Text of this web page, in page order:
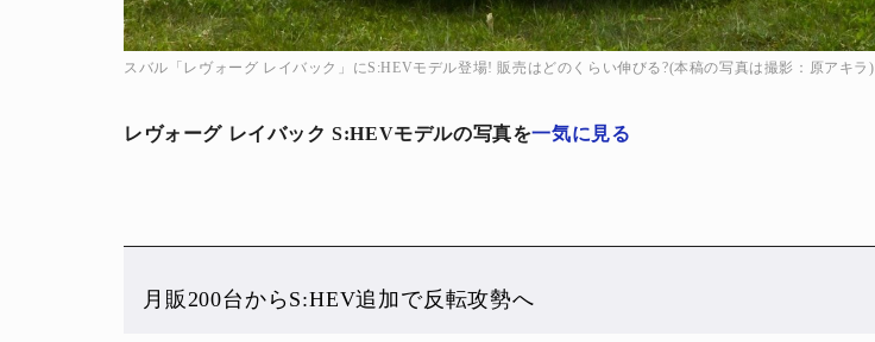
スバル「レヴォーグ レイバック」にS:HEVモデル登場! 販売はどのくらい伸びる?(本稿の写真は撮影：原アキラ)
レヴォーグ レイバック S:HEVモデルの写真を一気に見る
月販200台からS:HEV追加で反転攻勢へ